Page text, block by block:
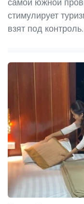
самой южной
стимулирует
взят под контроль.